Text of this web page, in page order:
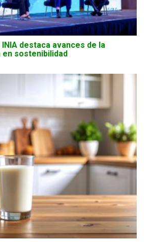
destaca avances de la
sostenibilidad